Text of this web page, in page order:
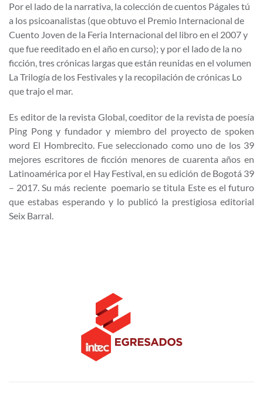
Por el lado de la narrativa, la colección de cuentos Págales tú
a los psicoanalistas (que obtuvo el Premio Internacional de
Cuento Joven de la Feria Internacional del libro en el 2007 y
que fue reeditado en el año en curso); y por el lado de la no
ficción, tres crónicas largas que están reunidas en el volumen
La Trilogía de los Festivales y la recopilación de crónicas Lo
que trajo el mar.
Es editor de la revista Global, coeditor de la revista de poesía
Ping Pong y fundador y miembro del proyecto de spoken
word El Hombrecito. Fue seleccionado como uno de los 39
mejores escritores de ficción menores de cuarenta años en
Latinoamérica por el Hay Festival, en su edición de Bogotá 39
– 2017. Su más reciente poemario se titula Este es el futuro
que estabas esperando y lo publicó la prestigiosa editorial
Seix Barral.